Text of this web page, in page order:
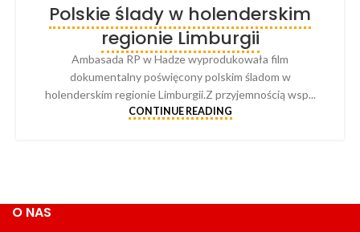
Polskie ślady w holenderskim
regionie Limburgii
Ambasada RP w Hadze wyprodukowała film
dokumentalny poświęcony polskim śladom w
holenderskim regionie Limburgii.Z przyjemnością wsp...
CONTINUE READING
O NAS